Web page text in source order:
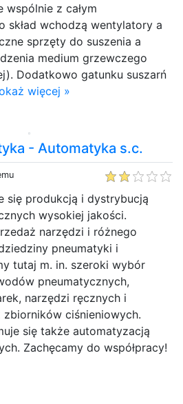
wspólnie z całym
skład wchodzą wentylatory a
sprzęty do suszenia a
medium grzewczego
Dodatkowo gatunku suszarń
więcej »
- Automatyka s.c.
się produkcją i dystrybucją
wysokiej jakości.
narzędzi i różnego
pneumatyki i
tutaj m. in. szeroki wybór
pneumatycznych,
narzędzi ręcznych i
ciśnieniowych.
się także automatyzacją
Zachęcamy do współpracy!